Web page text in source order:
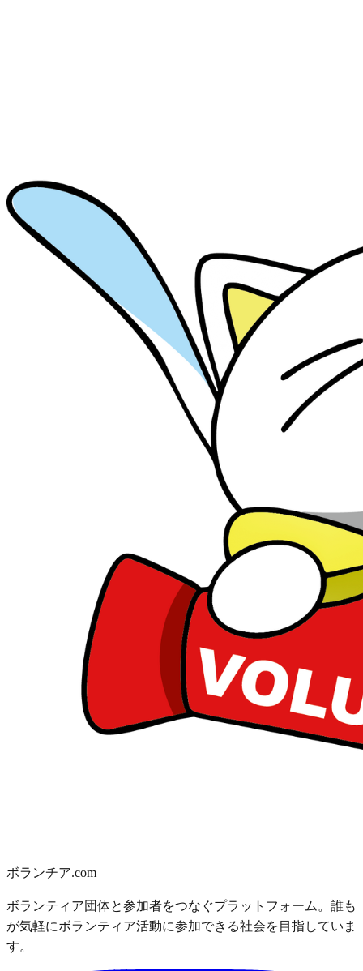
ボランチア.com
ボランティア団体と参加者をつなぐプラットフォーム。誰も
が気軽にボランティア活動に参加できる社会を目指していま
す。